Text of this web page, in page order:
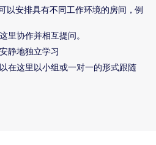
以安排具有不同工作环境的房间，例
里协作并相互提问。
静地独立学习
在这里以小组或一对一的形式跟随